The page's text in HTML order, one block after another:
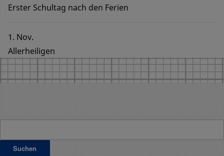
Erster Schultag nach den Ferien
1. Nov.
Allerheiligen